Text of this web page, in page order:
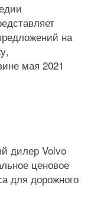
на
мая 2021
дилер Volvo
ценовое
для дорожного